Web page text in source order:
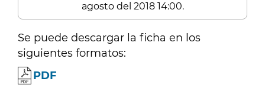
agosto del 2018 14:00.
Se puede descargar la ficha en los
siguientes formatos:
PDF